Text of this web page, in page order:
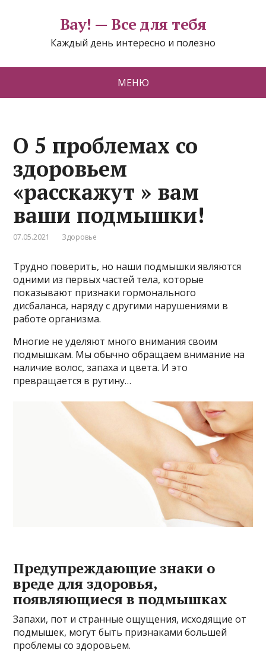
Вау! — Все для тебя
Каждый день интересно и полезно
МЕНЮ
О 5 проблемах со
здоровьем
«расскажут » вам
ваши подмышки!
07.05.2021 Здоровье
Трудно поверить, но наши подмышки являются
одними из первых частей тела, которые
показывают признаки гормонального
дисбаланса, наряду с другими нарушениями в
работе организма.
Многие не уделяют много внимания своим
подмышкам. Мы обычно обращаем внимание на
наличие волос, запаха и цвета. И это
превращается в рутину…
Предупреждающие знаки о
вреде для здоровья,
появляющиеся в подмышках
Запахи, пот и странные ощущения, исходящие от
подмышек, могут быть признаками большей
проблемы со здоровьем.